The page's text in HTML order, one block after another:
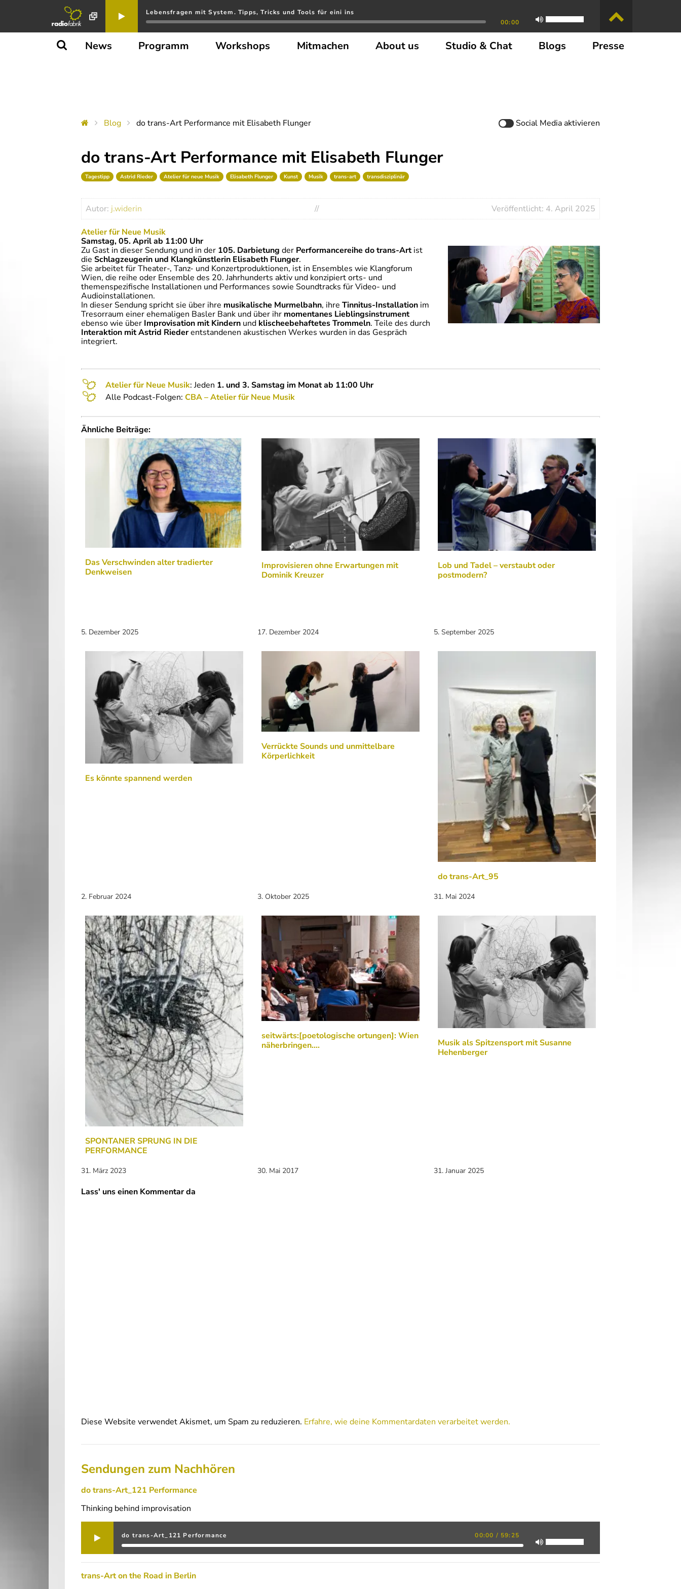
Lebensfragen mit System. Tipps, Tricks und Tools für eini ins
00:00
News Programm Workshops Mitmachen About us Studio & Chat Blogs Presse
Blog do trans-Art Performance mit Elisabeth Flunger Social Mediaaktivieren
do trans-Art Performance mit Elisabeth Flunger
Tagestipp Astrid Rieder Atelier für neue Musik Elisabeth Flunger Kunst Musik trans-art transdisziplinär
Autor: j.widerin // Veröffentlicht: 4. April 2025
Atelier für Neue Musik
Samstag, 05. April ab 11:00 Uhr
Zu Gast in dieser Sendung und in der 105. Darbietung der Performancereihe do trans-Artist
die Schlagzeugerin und Klangkünstlerin Elisabeth Flunger.
Sie arbeitet für Theater-, Tanz- und Konzertproduktionen, ist in Ensembles wie Klangforum
Wien, die reihe oder Ensemble des 20. Jahrhunderts aktiv und konzipiert orts- und
themenspezifische Installationen und Performances sowie Soundtracks für Video- und
Audioinstallationen.
In dieser Sendung spricht sie über ihre musikalische Murmelbahn, ihre Tinnitus-Installation im
Tresorraum einer ehemaligen Basler Bank und über ihr momentanes Lieblingsinstrument
ebenso wie über Improvisation mit Kindern und klischeebehaftetes Trommeln. Teile des durch
Interaktion mit Astrid Riederentstandenen akustischen Werkes wurden in das Gespräch
integriert.
Atelier für Neue Musik: Jeden 1. und 3. Samstag im Monat ab 11:00 Uhr
Alle Podcast-Folgen: CBA – Atelier für Neue Musik
Ähnliche Beiträge:
Das Verschwinden alter tradierter
Denkweisen
5. Dezember 2025
Improvisieren ohne Erwartungen mit
Dominik Kreuzer
17. Dezember 2024
Lob und Tadel – verstaubt oder
postmodern?
5. September 2025
Es könnte spannend werden
2. Februar 2024
Verrückte Sounds und unmittelbare
Körperlichkeit
3. Oktober 2025
do trans-Art_95
31. Mai 2024
SPONTANER SPRUNG IN DIE
PERFORMANCE
31. März 2023
seitwärts:[poetologische ortungen]: Wien
näherbringen....
30. Mai 2017
Musik als Spitzensport mit Susanne
Hehenberger
31. Januar 2025
Lass' uns einen Kommentar da
Diese Website verwendet Akismet, um Spam zu reduzieren. Erfahre, wie deine Kommentardaten verarbeitet werden.
Sendungen zum Nachhören
do trans-Art_121 Performance
Thinking behind improvisation
do trans-Art_121 Performance 00:00 / 59:25
trans-Art on the Road in Berlin